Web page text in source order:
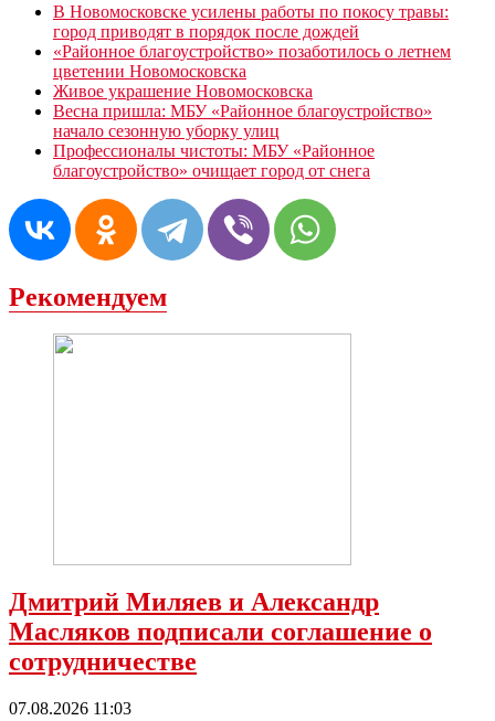
В Новомосковске усилены работы по покосу травы:
город приводят в порядок после дождей
«Районное благоустройство» позаботилось о летнем
цветении Новомосковска
Живое украшение Новомосковска
Весна пришла: МБУ «Районное благоустройство»
начало сезонную уборку улиц
Профессионалы чистоты: МБУ «Районное
благоустройство» очищает город от снега
Рекомендуем
Дмитрий Миляев и Александр
Масляков подписали соглашение о
сотрудничестве
07.08.2026 11:03